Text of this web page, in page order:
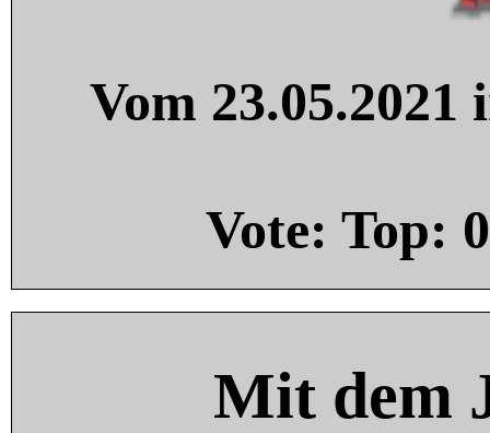
Vom
Vote: Top: 0
Mit dem